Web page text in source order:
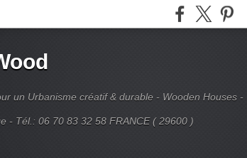
un Urbanisme créatif & durable - Wooden Houses -
- Tél.: 06 70 83 32 58 FRANCE ( 29600 )